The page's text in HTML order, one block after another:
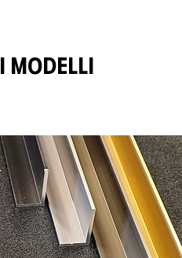
I MODELLI